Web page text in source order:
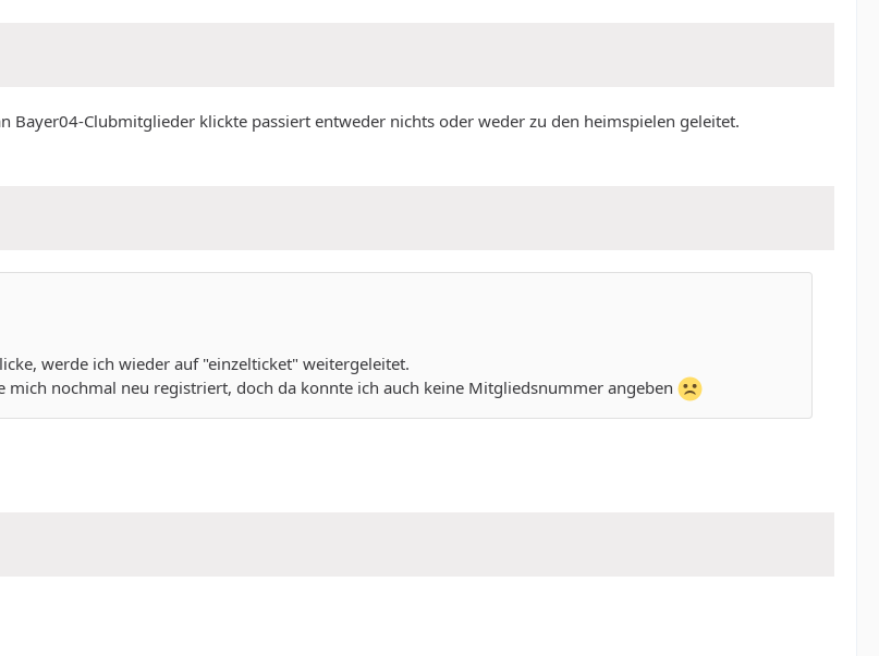
Bayer04-Clubmitglieder klickte passiert entweder nichts oder weder zu den heimspielen geleitet.
werde ich wieder auf "einzelticket" weitergeleitet.
nochmal neu registriert, doch da konnte ich auch keine Mitgliedsnummer angeben